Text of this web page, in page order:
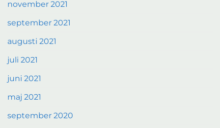
november 2021
september 2021
augusti 2021
juli 2021
juni 2021
maj 2021
september 2020